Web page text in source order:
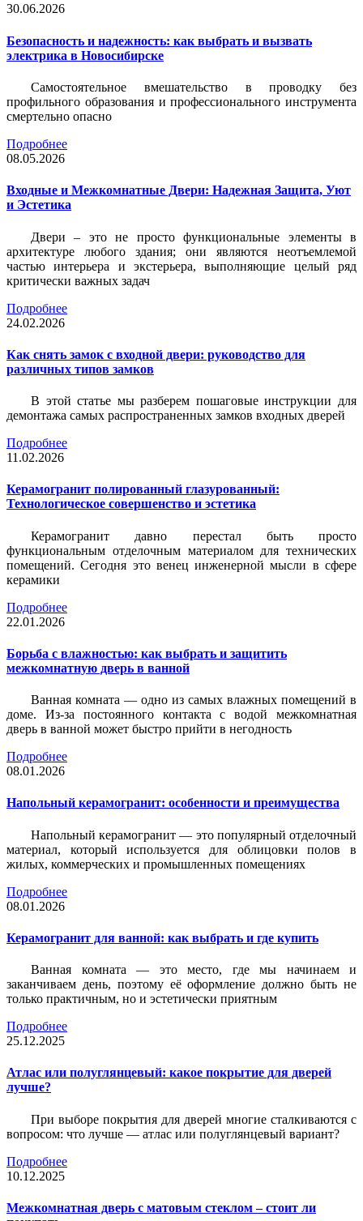
30.06.2026
Безопасность и надежность: как выбрать и вызвать
электрика в Новосибирске
Самостоятельное вмешательство в проводку без
профильного образования и профессионального инструмента
смертельно опасно
Подробнее
08.05.2026
Входные и Межкомнатные Двери: Надежная Защита, Уют
и Эстетика
Двери – это не просто функциональные элементы в
архитектуре любого здания; они являются неотъемлемой
частью интерьера и экстерьера, выполняющие целый ряд
критически важных задач
Подробнее
24.02.2026
Как снять замок с входной двери: руководство для
различных типов замков
В этой статье мы разберем пошаговые инструкции для
демонтажа самых распространенных замков входных дверей
Подробнее
11.02.2026
Керамогранит полированный глазурованный:
Технологическое совершенство и эстетика
Керамогранит давно перестал быть просто
функциональным отделочным материалом для технических
помещений. Сегодня это венец инженерной мысли в сфере
керамики
Подробнее
22.01.2026
Борьба с влажностью: как выбрать и защитить
межкомнатную дверь в ванной
Ванная комната — одно из самых влажных помещений в
доме. Из-за постоянного контакта с водой межкомнатная
дверь в ванной может быстро прийти в негодность
Подробнее
08.01.2026
Напольный керамогранит: особенности и преимущества
Напольный керамогранит — это популярный отделочный
материал, который используется для облицовки полов в
жилых, коммерческих и промышленных помещениях
Подробнее
08.01.2026
Керамогранит для ванной: как выбрать и где купить
Ванная комната — это место, где мы начинаем и
заканчиваем день, поэтому её оформление должно быть не
только практичным, но и эстетически приятным
Подробнее
25.12.2025
Атлас или полуглянцевый: какое покрытие для дверей
лучше?
При выборе покрытия для дверей многие сталкиваются с
вопросом: что лучше — атлас или полуглянцевый вариант?
Подробнее
10.12.2025
Межкомнатная дверь с матовым стеклом – стоит ли